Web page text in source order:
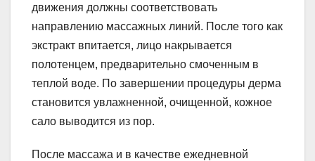
движения должны соответствовать
направлению массажных линий. После того как
экстракт впитается, лицо накрывается
полотенцем, предварительно смоченным в
теплой воде. По завершении процедуры дерма
становится увлажненной, очищенной, кожное
сало выводится из пор.
После массажа и в качестве ежедневной